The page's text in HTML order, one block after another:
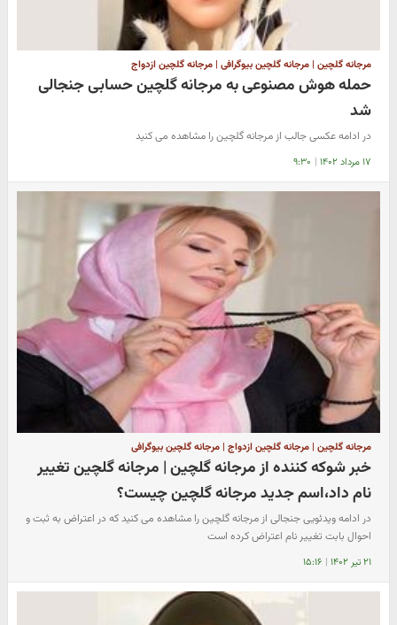
مرجانه گلچین | مرجانه گلچین بیوگرافی | مرجانه گلچین ازدواج
حمله هوش مصنوعی به مرجانه گلچین حسابی جنجالی
شد
در ادامه عکسی جالب از مرجانه گلچین را مشاهده می کنید
۱۷ مرداد ۱۴۰۲ | ۹:۳۰
مرجانه گلچین | مرجانه گلچین ازدواج | مرجانه گلچین بیوگرافی
خبر شوکه کننده از مرجانه گلچین | مرجانه گلچین تغییر
نام داد،اسم جدید مرجانه گلچین چیست؟
در ادامه ویدئویی جنجالی از مرجانه گلچین را مشاهده می کنید که در اعتراض به ثبت و
احوال بابت تغییر نام اعتراض کرده است
۲۱ تیر ۱۴۰۲ | ۱۵:۱۶